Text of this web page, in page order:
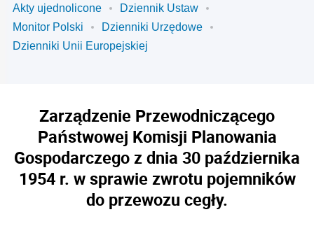
Akty ujednolicone
Dziennik Ustaw
Monitor Polski
Dzienniki Urzędowe
Dzienniki Unii Europejskiej
Zarządzenie Przewodniczącego
Państwowej Komisji Planowania
Gospodarczego z dnia 30 października
1954 r. w sprawie zwrotu pojemników
do przewozu cegły.